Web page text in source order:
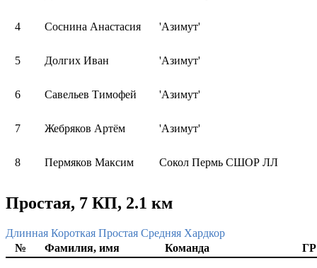
4 Соснина Анастасия 'Азимут'
5 Долгих Иван 'Азимут'
6 Савельев Тимофей 'Азимут'
7 Жебряков Артём 'Азимут'
8 Пермяков Максим Сокол Пермь СШОР ЛЛ
Простая, 7 КП, 2.1 км
Длинная Короткая Простая Средняя Хардкор
№
Фамилия, имя Команда ГР